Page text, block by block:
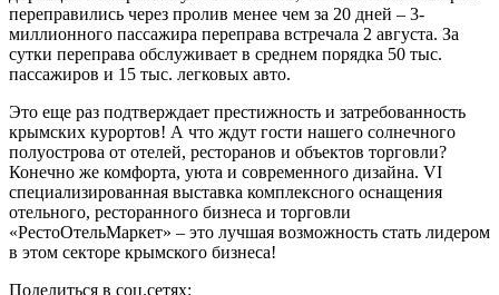
переправились через пролив менее чем за 20 дней – 3-
миллионного пассажира переправа встречала 2 августа. За
сутки переправа обслуживает в среднем порядка 50 тыс.
пассажиров и 15 тыс. легковых авто.
Это еще раз подтверждает престижность и затребованность
крымских курортов! А что ждут гости нашего солнечного
полуострова от отелей, ресторанов и объектов торговли?
Конечно же комфорта, уюта и современного дизайна. VI
специализированная выставка комплексного оснащения
отельного, ресторанного бизнеса и торговли
«РестоОтельМаркет» – это лучшая возможность стать лидером
в этом секторе крымского бизнеса!
Поделиться в соц.сетях: